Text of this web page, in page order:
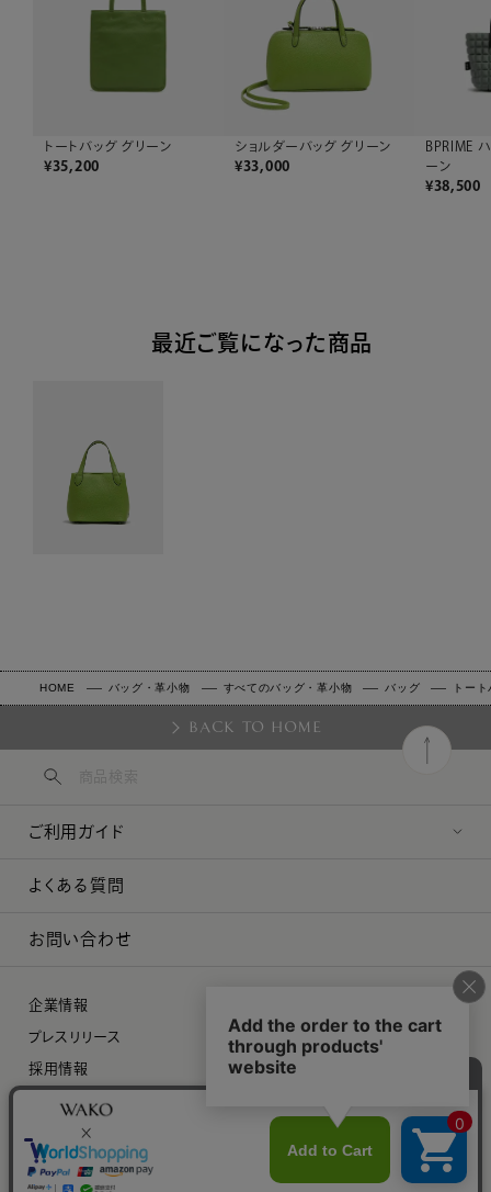
トートバッグ グリーン
¥35,200
ショルダーバッグ グリーン
¥33,000
BPRIME
ーン
¥38,500
最近ご覧になった商品
HOME バッグ・革小物 すべてのバッグ・革小物 バッグ トー
BACK TO HOME
ご利用ガイド
よくある質問
お問い合わせ
企業情報
プレスリリース
採用情報
特定商取引に関する法律に基づく表示
プライバシーポリシー